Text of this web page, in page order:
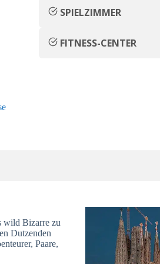
SPIELZIMMER
FITNESS-CENTER
wild Bizarre zu
Dutzenden
Paare,